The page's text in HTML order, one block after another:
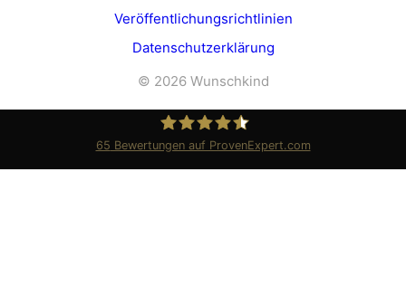
Veröffentlichungsrichtlinien
Datenschutzerklärung
© 2026 Wunschkind
65 Bewertungen auf ProvenExpert.com